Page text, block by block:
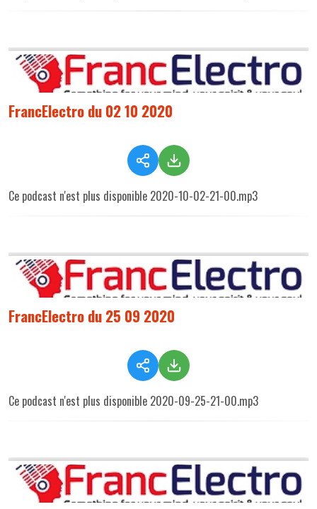
FrancElectro du 02 10 2020
Ce podcast n'est plus disponible 2020-10-02-21-00.mp3
FrancElectro du 25 09 2020
Ce podcast n'est plus disponible 2020-09-25-21-00.mp3